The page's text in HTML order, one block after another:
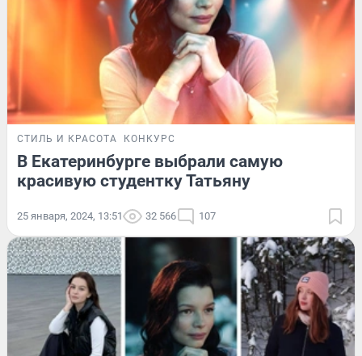
СТИЛЬ И КРАСОТА КОНКУРС
В Екатеринбурге выбрали самую
красивую студентку Татьяну
25 января, 2024, 13:51 32 566 107